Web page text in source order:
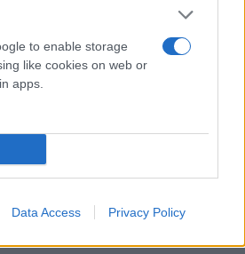
to enable storage
like cookies on web or
apps.
Data Access Privacy Policy
το μεγάλο προσκύνημα
51,8° Κελσίου στη Μέκκα, που
τόπος του Ισλάμ